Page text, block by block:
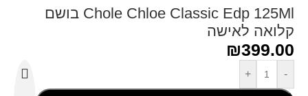
Chole Chloe Classic Edp 125Ml בושם
קלואה לאישה
₪399.00
-
+